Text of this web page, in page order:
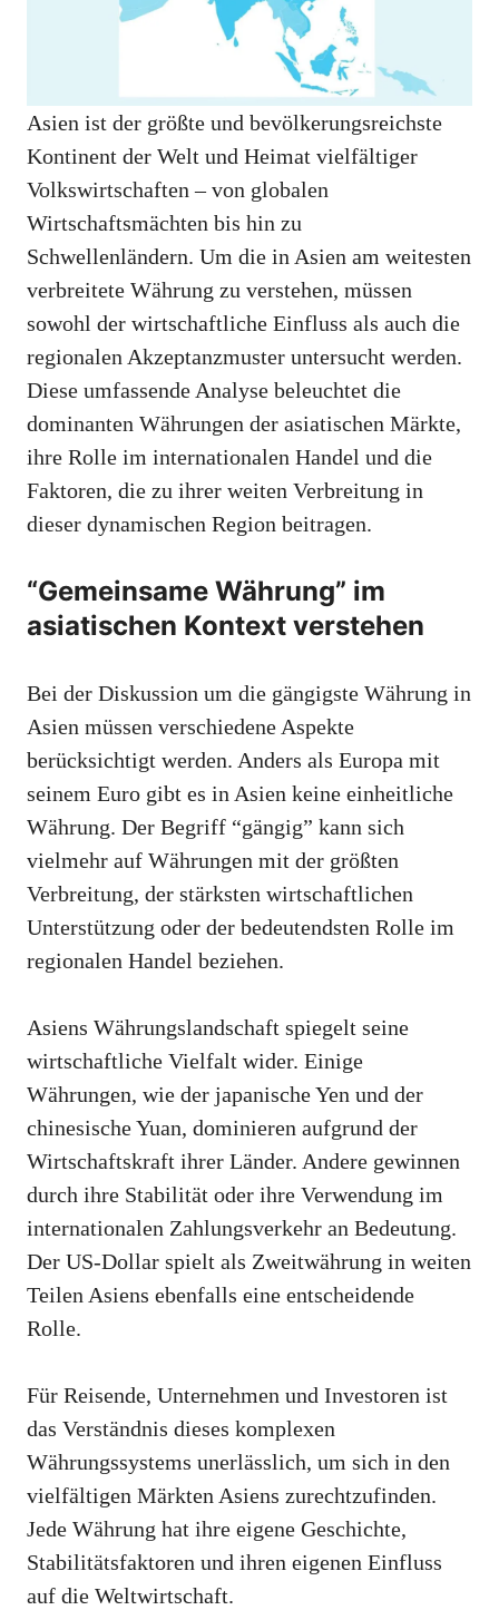
Asien ist der größte und bevölkerungsreichste
Kontinent der Welt und Heimat vielfältiger
Volkswirtschaften – von globalen
Wirtschaftsmächten bis hin zu
Schwellenländern. Um die in Asien am weitesten
verbreitete Währung zu verstehen, müssen
sowohl der wirtschaftliche Einfluss als auch die
regionalen Akzeptanzmuster untersucht werden.
Diese umfassende Analyse beleuchtet die
dominanten Währungen der asiatischen Märkte,
ihre Rolle im internationalen Handel und die
Faktoren, die zu ihrer weiten Verbreitung in
dieser dynamischen Region beitragen.
“Gemeinsame Währung” im
asiatischen Kontext verstehen
Bei der Diskussion um die gängigste Währung in
Asien müssen verschiedene Aspekte
berücksichtigt werden. Anders als Europa mit
seinem Euro gibt es in Asien keine einheitliche
Währung. Der Begriff “gängig” kann sich
vielmehr auf Währungen mit der größten
Verbreitung, der stärksten wirtschaftlichen
Unterstützung oder der bedeutendsten Rolle im
regionalen Handel beziehen.
Asiens Währungslandschaft spiegelt seine
wirtschaftliche Vielfalt wider. Einige
Währungen, wie der japanische Yen und der
chinesische Yuan, dominieren aufgrund der
Wirtschaftskraft ihrer Länder. Andere gewinnen
durch ihre Stabilität oder ihre Verwendung im
internationalen Zahlungsverkehr an Bedeutung.
Der US-Dollar spielt als Zweitwährung in weiten
Teilen Asiens ebenfalls eine entscheidende
Rolle.
Für Reisende, Unternehmen und Investoren ist
das Verständnis dieses komplexen
Währungssystems unerlässlich, um sich in den
vielfältigen Märkten Asiens zurechtzufinden.
Jede Währung hat ihre eigene Geschichte,
Stabilitätsfaktoren und ihren eigenen Einfluss
auf die Weltwirtschaft.